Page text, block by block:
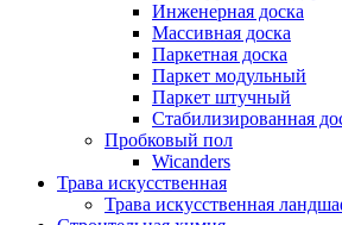
Инженерная доска
Массивная доска
Паркетная доска
Паркет модульный
Паркет штучный
Стабилизированная
Пробковый пол
Wicanders
Трава искусственная
Трава искусственная